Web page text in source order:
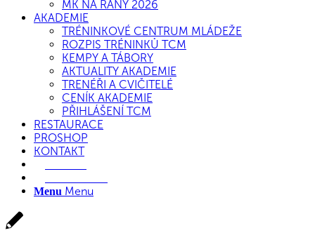
MK NA RÁNY 2026
AKADEMIE
TRÉNINKOVÉ CENTRUM MLÁDEŽE
ROZPIS TRÉNINKŮ TCM
KEMPY A TÁBORY
AKTUALITY AKADEMIE
TRENÉŘI A CVIČITELÉ
CENÍK AKADEMIE
PŘIHLÁŠENÍ TCM
RESTAURACE
PROSHOP
KONTAKT
Menu Menu